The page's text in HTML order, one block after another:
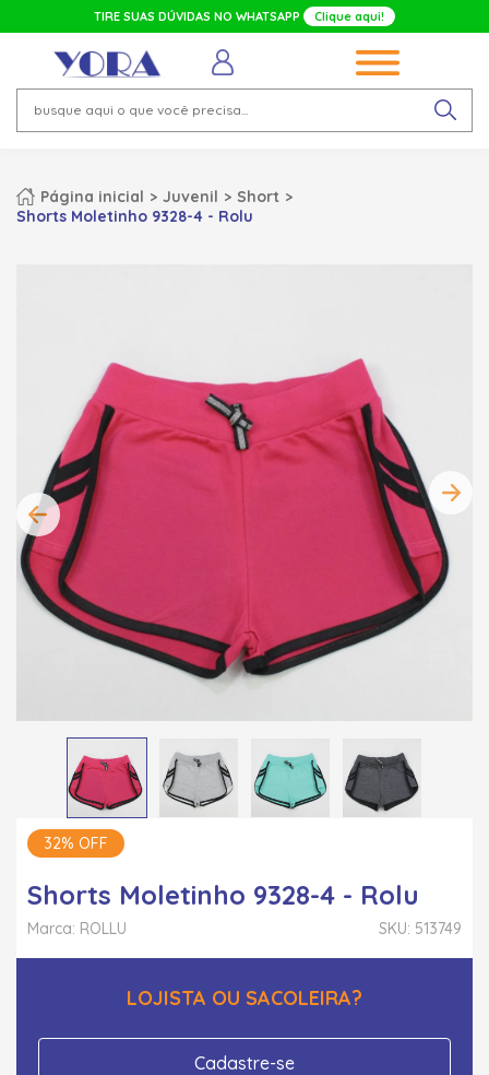
TIRE SUAS DÚVIDAS NO WHATSAPP Clique aqui!
Página inicial Juvenil
Short
Shorts Moletinho 9328-4 - Rolu
32% OFF
Shorts Moletinho 9328-4 - Rolu
SKU: 513749
Marca: ROLLU
LOJISTA OU SACOLEIRA?
Cadastre-se